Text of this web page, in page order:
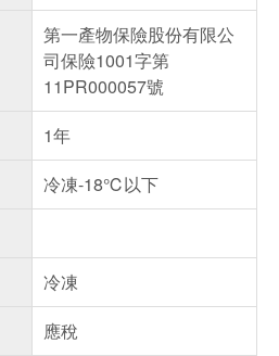
第一產物保險股份有限公
司保險1001字第
11PR000057號
1年
冷凍-18℃以下
冷凍
應稅